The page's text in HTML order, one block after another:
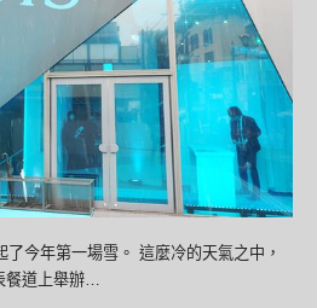
了今年第一場雪。 這麼冷的天氣之中，
道上舉辦…